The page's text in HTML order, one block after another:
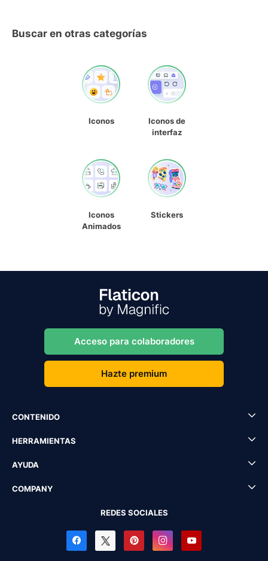
Buscar en otras categorías
Iconos
Iconos de
interfaz
Iconos
Animados
Stickers
Acceso para colaboradores
Hazte premium
CONTENIDO
HERRAMIENTAS
AYUDA
COMPANY
REDES SOCIALES